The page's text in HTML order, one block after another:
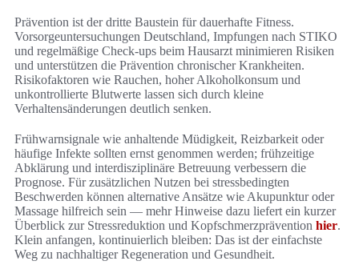
Prävention ist der dritte Baustein für dauerhafte Fitness.
Vorsorgeuntersuchungen Deutschland, Impfungen nach STIKO
und regelmäßige Check-ups beim Hausarzt minimieren Risiken
und unterstützen die Prävention chronischer Krankheiten.
Risikofaktoren wie Rauchen, hoher Alkoholkonsum und
unkontrollierte Blutwerte lassen sich durch kleine
Verhaltensänderungen deutlich senken.
Frühwarnsignale wie anhaltende Müdigkeit, Reizbarkeit oder
häufige Infekte sollten ernst genommen werden; frühzeitige
Abklärung und interdisziplinäre Betreuung verbessern die
Prognose. Für zusätzlichen Nutzen bei stressbedingten
Beschwerden können alternative Ansätze wie Akupunktur oder
Massage hilfreich sein — mehr Hinweise dazu liefert ein kurzer
Überblick zur Stressreduktion und Kopfschmerzprävention hier.
Klein anfangen, kontinuierlich bleiben: Das ist der einfachste
Weg zu nachhaltiger Regeneration und Gesundheit.